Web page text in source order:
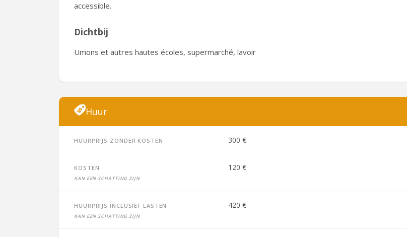
accessible.
Dichtbij
Umons et autres hautes écoles, supermarché, lavoir
Huur
Huurprijs zonder kosten 300 €
Kosten
Kan een schatting zijn
120 €
Huurprijs inclusief lasten
Kan een schatting zijn
420 €